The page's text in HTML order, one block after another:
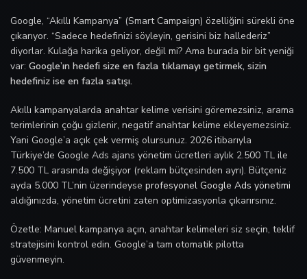
Google, “Akıllı Kampanya” (Smart Campaign) özelliğini sürekli öne
çıkarıyor. “Sadece hedefinizi söyleyin, gerisini biz hallederiz”
diyorlar. Kulağa harika geliyor, değil mi? Ama burada bir bit yeniği
var: Google’ın hedefi size en fazla tıklamayı getirmek, sizin
hedefiniz ise en fazla satışı.
Akıllı kampanyalarda anahtar kelime verisini göremezsiniz, arama
terimlerinin çoğu gizlenir, negatif anahtar kelime ekleyemezsiniz.
Yani Google’a açık çek vermiş olursunuz. 2026 itibarıyla
Türkiye’de Google Ads ajans yönetim ücretleri aylık 2.500 TL ile
7.500 TL arasında değişiyor (reklam bütçesinden ayrı). Bütçeniz
ayda 5.000 TL’nin üzerindeyse profesyonel Google Ads yönetimi
aldığınızda, yönetim ücretini zaten optimizasyonla çıkarırsınız.
Özetle: Manuel kampanya açın, anahtar kelimeleri siz seçin, teklif
stratejisini kontrol edin. Google’a tam otomatik pilotta
güvenmeyin.